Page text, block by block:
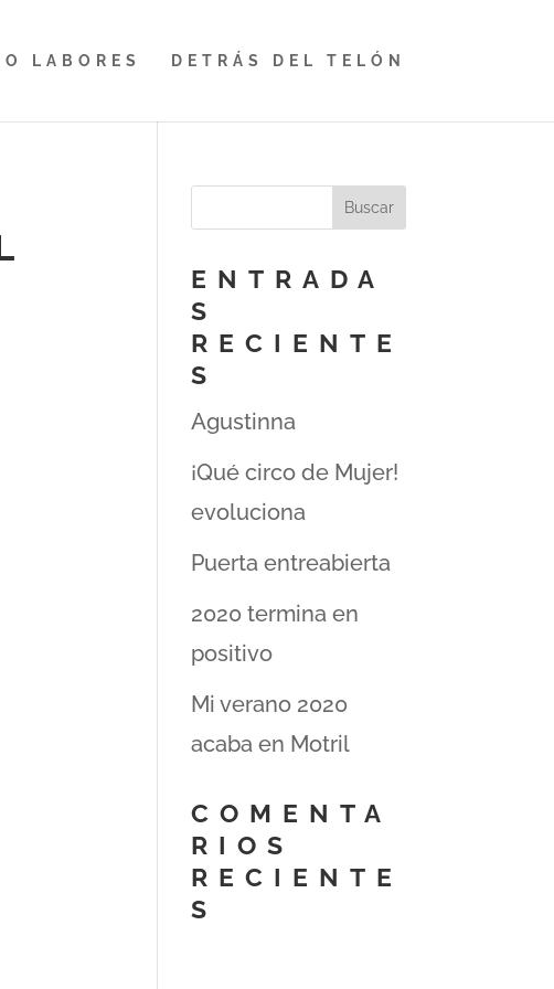
LABORES DETRÁS DEL TELÓN
ENTRADA
S
RECIENTE
S
Agustinna
¡Qué circo de Mujer!
evoluciona
Puerta entreabierta
2020 termina en
positivo
Mi verano 2020
acaba en Motril
COMENTA
RIOS
RECIENTE
S